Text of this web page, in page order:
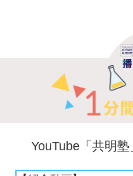
YouTube「 共明塾